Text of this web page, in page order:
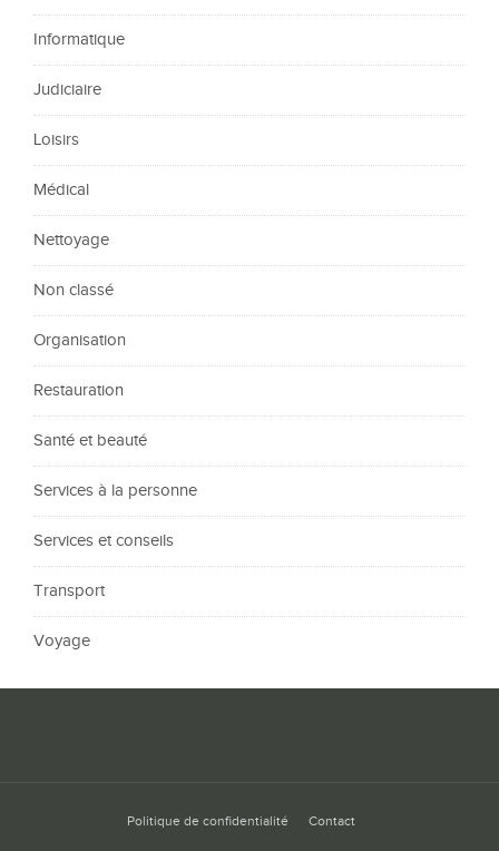
Informatique
Judiciaire
Loisirs
Médical
Nettoyage
Non classé
Organisation
Restauration
Santé et beauté
Services à la personne
Services et conseils
Transport
Voyage
Politique de confidentialité Contact